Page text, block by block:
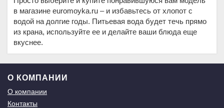
в магазине euromoyka.ru – и избавьтесь от хлопот с
водой на долгие годы. Питьевая вода будет течь прямо
из крана, используйте ее и делайте ваши блюда еще
вкуснее.
О КОМПАНИИ
О компании
Контакты